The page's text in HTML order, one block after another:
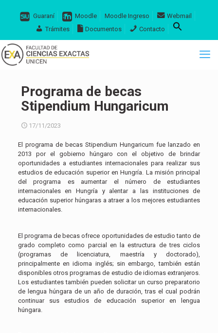
Guaraní Moodle Moodle Ingreso
Webmail
Trámites
Documentos Contacto
Programa de becas
Stipendium Hungaricum
17/11/2023
El programa de becas Stipendium Hungaricum fue lanzado en
2013 por el gobierno húngaro con el objetivo de brindar
oportunidades a estudiantes internacionales para realizar sus
estudios de educación superior en Hungría. La misión principal
del programa es aumentar el número de estudiantes
internacionales en Hungría y alentar a las instituciones de
educación superior húngaras a atraer a los mejores estudiantes
internacionales.
El programa de becas ofrece oportunidades de estudio tanto de
grado completo como parcial en la estructura de tres ciclos
(programas de licenciatura, maestría y doctorado),
principalmente en idioma inglés; sin embargo, también están
disponibles otros programas de estudio de idiomas extranjeros.
Los estudiantes también pueden solicitar un curso preparatorio
de lengua húngara de un año de duración, tras el cual podrán
continuar sus estudios de educación superior en lengua
húngara.